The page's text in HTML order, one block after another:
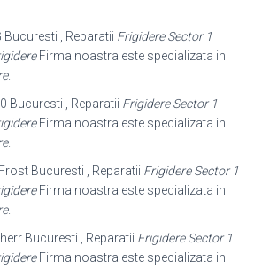
Bucuresti , Reparatii Frigidere Sector 1
Firma noastra este specializata in
.
Bucuresti , Reparatii Frigidere Sector 1
Firma noastra este specializata in
.
Bucuresti , Reparatii Frigidere Sector 1
Firma noastra este specializata in
.
Bucuresti , Reparatii Frigidere Sector 1
Firma noastra este specializata in